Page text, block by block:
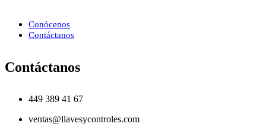
Conócenos
Contáctanos
Contáctanos
449 389 41 67
ventas@llavesycontroles.com